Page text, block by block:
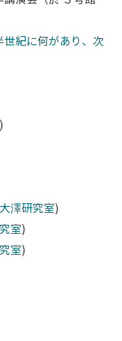
世紀に何があり、次
)
大澤研究室)
室)
室)